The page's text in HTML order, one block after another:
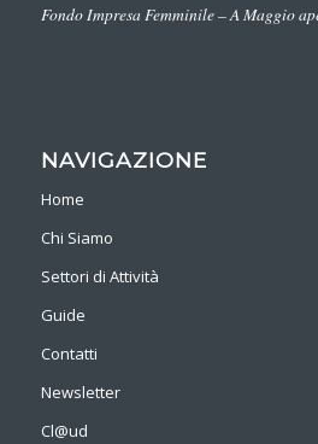
Fondo Impresa Femminile – A Maggio
NAVIGAZIONE
Home
Chi Siamo
Settori di Attività
Guide
Contatti
Newsletter
Cl@ud